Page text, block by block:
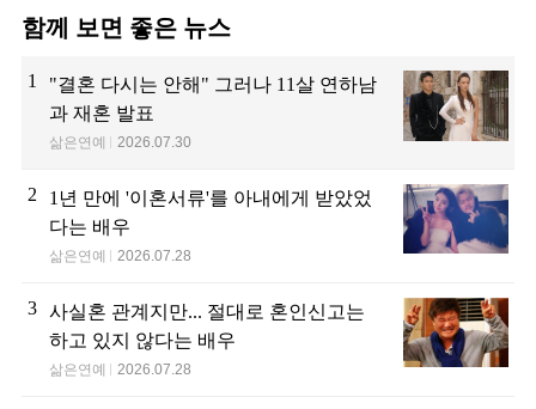
함께 보면 좋은 뉴스
1
"결혼 다시는 안해" 그러나 11살 연하남
과 재혼 발표
삶은연예 2026.07.30
2
1년 만에 '이혼서류'를 아내에게 받았었
다는 배우
삶은연예 2026.07.28
3 사실혼 관계지만... 절대로 혼인신고는
하고 있지 않다는 배우
삶은연예 2026.07.28